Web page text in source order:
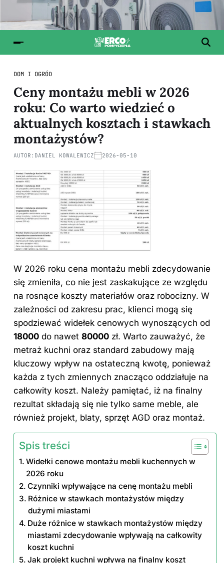
DOM I OGRÓD
Ceny montażu mebli w 2026
roku: Co warto wiedzieć o
aktualnych kosztach i stawkach
montażystów?
AUTOR: DANIEL KOWALEWICZ 2026-05-10
W 2026 roku cena montażu mebli zdecydowanie
się zmieniła, co nie jest zaskakujące ze względu
na rosnące koszty materiałów oraz robocizny. W
zależności od zakresu prac, klienci mogą się
spodziewać widełek cenowych wynoszących od
18000 do nawet 80000 zł. Warto zauważyć, że
metraż kuchni oraz standard zabudowy mają
kluczowy wpływ na ostateczną kwotę, ponieważ
każda z tych zmiennych znacząco oddziałuje na
całkowity koszt. Należy pamiętać, iż na finalny
rezultat składają się nie tylko same meble, ale
również projekt, blaty, sprzęt AGD oraz montaż.
Spis treści
Widełki cenowe montażu mebli kuchennych w
2026 roku
Czynniki wpływające na cenę montażu mebli
Różnice w stawkach montażystów między
dużymi miastami
Duże różnice w stawkach montażystów między
miastami zdecydowanie wpływają na całkowity
koszt kuchni
Jak projekt kuchni wpływa na finalny koszt